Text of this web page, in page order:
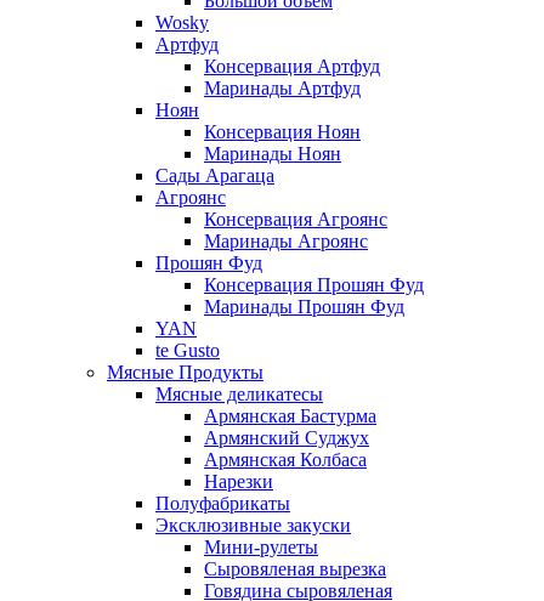
Wosky
Артфуд
Консервация Артфуд
Маринады Артфуд
Ноян
Консервация Ноян
Маринады Ноян
Сады Арагаца
Агроянс
Консервация Агроянс
Маринады Агроянс
Прошян Фуд
Консервация Прошян Фуд
Маринады Прошян Фуд
YAN
te Gusto
Мясные Продукты
Мясные деликатесы
Армянская Бастурма
Армянский Суджух
Армянская Колбаса
Нарезки
Полуфабрикаты
Эксклюзивные закуски
Мини-рулеты
Сыровяленая вырезка
Говядина сыровяленая